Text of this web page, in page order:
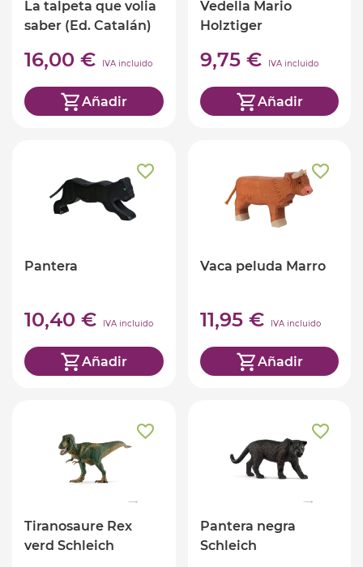
La talpeta que volia
saber (Ed. Catalán)
16,00 € IVA incluido
Añadir
Vedella Mario
Holztiger
9,75 € IVA incluido
Añadir
Pantera
10,40 € IVA incluido
Añadir
Vaca peluda Marro
11,95 € IVA incluido
Añadir
Tiranosaure Rex
verd Schleich
Pantera negra
Schleich